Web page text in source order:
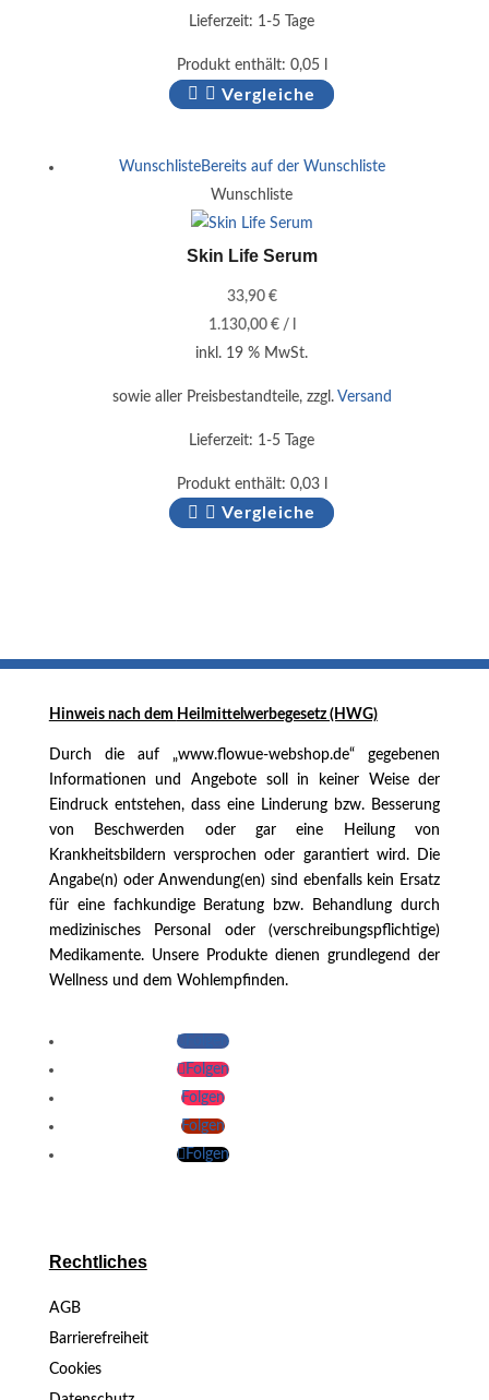
Lieferzeit: 1-5 Tage
Produkt enthält: 0,05
Vergleiche
WunschlisteBereits auf der Wunschliste
Wunschliste
Skin Life Serum
33,90 €
1.130,00 €/
inkl. 19 % MwSt.
sowie aller Preisbestandteile, zzgl. Versand
Lieferzeit: 1-5 Tage
Produkt enthält: 0,03
Vergleiche
Hinweis nach dem Heilmittelwerbegesetz (HWG)
Durch die auf „www.flowue-webshop.de“ gegebenen
Informationen und Angebote soll in keiner Weise der
Eindruck entstehen, dass eine Linderung bzw. Besserung
von Beschwerden oder gar eine Heilung von
Krankheitsbildern versprochen oder garantiert wird. Die
Angabe(n) oder Anwendung(en) sind ebenfalls kein Ersatz
für eine fachkundige Beratung bzw. Behandlung durch
medizinisches Personal oder (verschreibungspflichtige)
Medikamente. Unsere Produkte dienen grundlegend der
Wellness und dem Wohlempfinden.
Folgen
Folgen
Folgen
Folgen
Folgen
Rechtliches
AGB
Barrierefreiheit
Cookies